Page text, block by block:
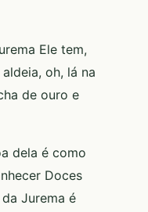
Ele tem,
oh, lá na
de ouro e
dela é como
Doces
Jurema é